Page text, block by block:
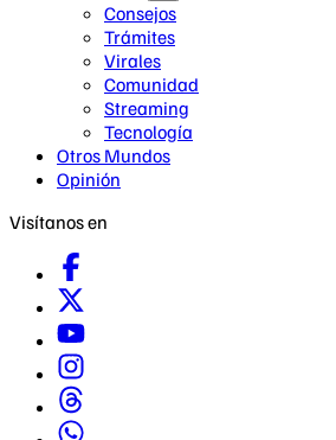
Consejos
Trámites
Virales
Comunidad
Streaming
Tecnología
Otros Mundos
Opinión
Visítanos en